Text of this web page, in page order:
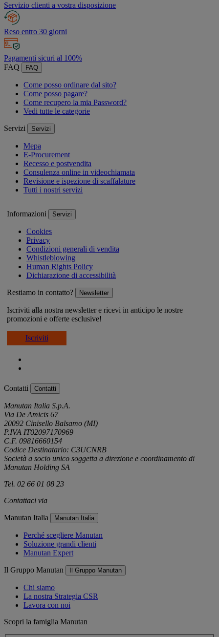
Servizio clienti a vostra disposizione
Reso entro 30 giorni
Pagamenti sicuri al 100%
FAQ
FAQ
Come posso ordinare dal sito?
Come posso pagare?
Come recupero la mia Password?
Vedi tutte le categorie
Servizi Servizi
Mepa
E-Procurement
Recesso e postvendita
Consulenza online in videochiamata
Revisione e ispezione di scaffalature
Tutti i nostri servizi
Informazioni Servizi
Cookies
Privacy
Condizioni generali di vendita
Whistleblowing
Human Rights Policy
Dichiarazione di accessibilità
Restiamo in contatto? Newsletter
Iscriviti alla nostra newsletter e ricevi in anticipo le nostre
promozioni e offerte esclusive!
Iscriviti
Contatti Contatti
Manutan Italia S.p.A.
Via De Amicis 67
20092 Cinisello Balsamo (MI)
P.IVA IT02097170969
C.F. 09816660154
Codice Destinatario: C3UCNRB
Società a socio unico soggetta a direzione e coordinamento di
Manutan Holding SA
Tel. 02 66 01 08 23
Contattaci via
Manutan Italia Manutan Italia
Perché scegliere Manutan
Soluzione grandi clienti
Manutan Expert
Il Gruppo Manutan Il Gruppo Manutan
Chi siamo
La nostra Strategia CSR
Lavora con noi
Scopri la famiglia Manutan